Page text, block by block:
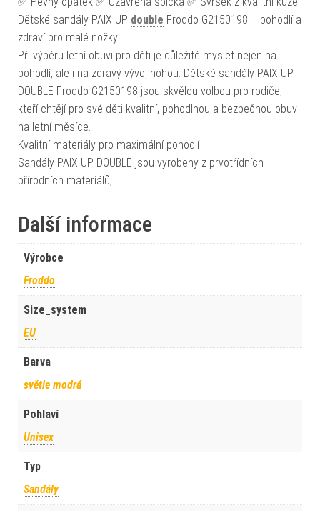
Dětské sandály PAIX UP double Froddo G2150198 – pohodlí a
zdraví pro malé nožky
Při výběru letní obuvi pro děti je důležité myslet nejen na
pohodlí, ale i na zdravý vývoj nohou. Dětské sandály PAIX UP
DOUBLE Froddo G2150198 jsou skvělou volbou pro rodiče,
kteří chtějí pro své děti kvalitní, pohodlnou a bezpečnou obuv
na letní měsíce.
Kvalitní materiály pro maximální pohodlí
Sandály PAIX UP DOUBLE jsou vyrobeny z prvotřídních
přírodních materiálů,…
Další informace
Výrobce
Froddo
Size_system
EU
Barva
světle modrá
Pohlaví
Unisex
Typ
Sandály